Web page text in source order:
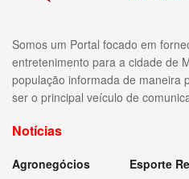
Somos um Portal focado em
entretenimento para a cidade de
população informada de maneira
ser o principal veículo de
Notícias
Agronegócios
Esporte